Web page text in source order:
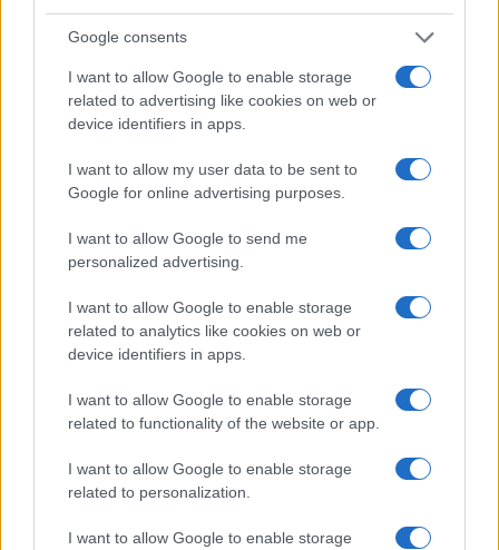
Google consents
I want to allow Google to enable storage
related to advertising like cookies on web or
device identifiers in apps.
I want to allow my user data to be sent to
Google for online advertising purposes.
I want to allow Google to send me
personalized advertising.
I want to allow Google to enable storage
related to analytics like cookies on web or
device identifiers in apps.
I want to allow Google to enable storage
related to functionality of the website or app.
I want to allow Google to enable storage
related to personalization.
I want to allow Google to enable storage
της Ζωής μας
Οι άνθρωποι, οι αυθεντικές ιστορίες,
το ελληνικό καλοκαίρι και ένας
πολιτισμός που μας ενώνει κάθε μέρα.